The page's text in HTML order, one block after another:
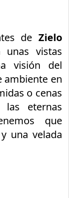
de Zielo
unas vistas
visión del
ambiente en
o cenas
las eternas
que
una velada